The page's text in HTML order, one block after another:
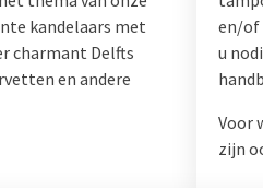
kandelaars met
charmant Delfts
en andere
en/of
u
Voor
zijn